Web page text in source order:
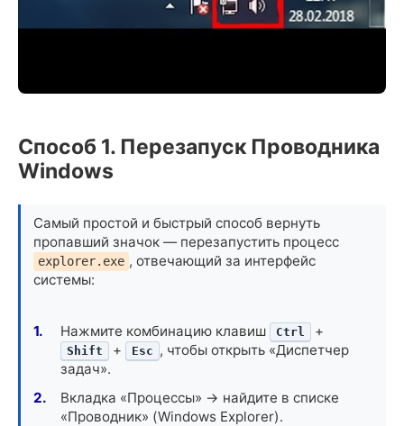
Способ 1. Перезапуск Проводника
Windows
Самый простой и быстрый способ вернуть
пропавший значок — перезапустить процесс
explorer.exe , отвечающий за интерфейс
системы:
Нажмите комбинацию клавиш Ctrl +
Shift + Esc , чтобы открыть «Диспетчер
задач».
Вкладка «Процессы» -> найдите в списке
«Проводник» (Windows Explorer).